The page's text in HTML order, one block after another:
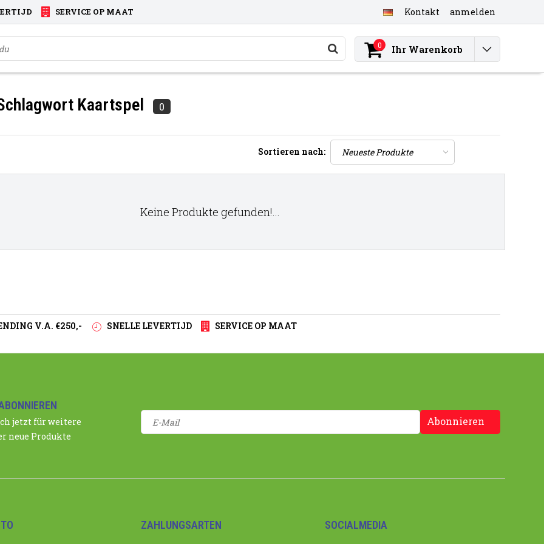
SERVICE OP MAAT Kontakt anmelden
0 Ihr Warenkorb
Kaartspel 0
Sortieren nach:
Keine Produkte gefunden!...
V.A. €250,- SNELLE LEVERTIJD SERVICE OP MAAT
jetzt für weitere
neue Produkte
Abonnieren
ZAHLUNGSARTEN SOCIALMEDIA